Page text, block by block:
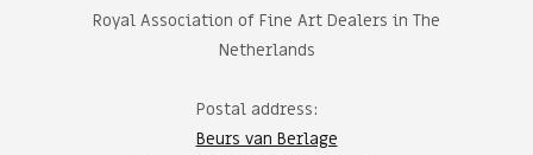
Royal Association of Fine Art Dealers in The
Netherlands
Postal address:
Beurs van Berlage